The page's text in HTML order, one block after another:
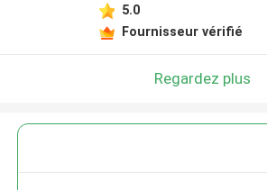
5.0
Fournisseur vérifié
Regardez plus